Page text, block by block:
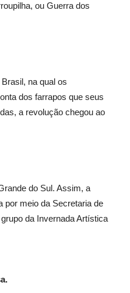
ou Guerra dos
na qual os
dos farrapos que seus
a revolução chegou ao
do Sul. Assim, a
por meio da Secretaria de
da Invernada Artística